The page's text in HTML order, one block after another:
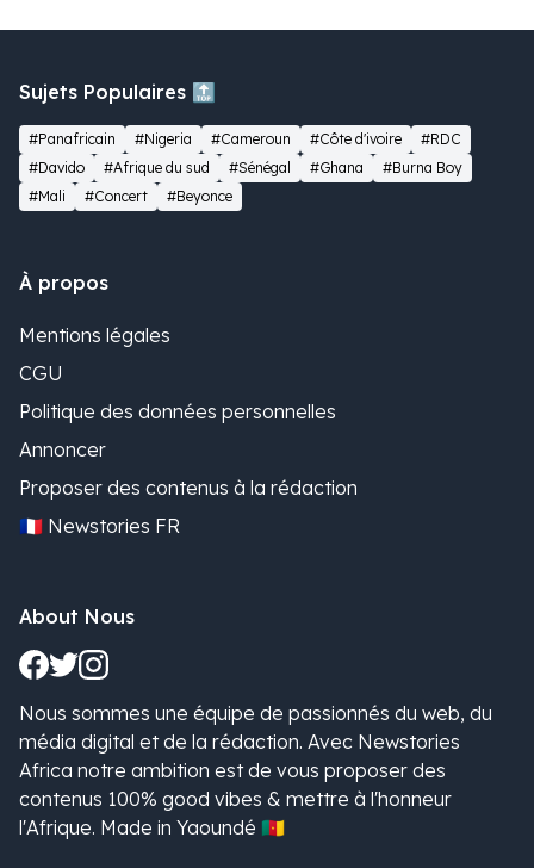
Sujets Populaires 🔝
#Panafricain #Nigeria #Cameroun #Côte d'ivoire
#RDC
#Davido
#Afrique du sud #Sénégal #Ghana
#Burna Boy
#Mali
#Concert #Beyonce
À propos
Mentions légales
CGU
Politique des données personnelles
Annoncer
Proposer des contenus à la rédaction
🇫🇷 Newstories FR
About Nous
Nous sommes une équipe de passionnés du web, du
média digital et de la rédaction. Avec Newstories
Africa notre ambition est de vous proposer des
contenus 100% good vibes & mettre à l'honneur
l'Afrique. Made in Yaoundé 🇨🇲